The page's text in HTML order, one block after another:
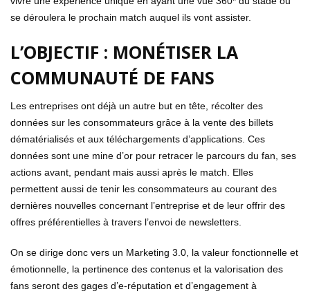
se déroulera le prochain match auquel ils vont assister.
L’OBJECTIF : MONÉTISER LA
COMMUNAUTÉ DE FANS
Les entreprises ont déjà un autre but en tête, récolter des
données sur les consommateurs grâce à la vente des billets
dématérialisés et aux téléchargements d’applications. Ces
données sont une mine d’or pour retracer le parcours du fan, ses
actions avant, pendant mais aussi après le match. Elles
permettent aussi de tenir les consommateurs au courant des
dernières nouvelles concernant l’entreprise et de leur offrir des
offres préférentielles à travers l’envoi de newsletters.
On se dirige donc vers un Marketing 3.0, la valeur fonctionnelle et
émotionnelle, la pertinence des contenus et la valorisation des
fans seront des gages d’e-réputation et d’engagement à